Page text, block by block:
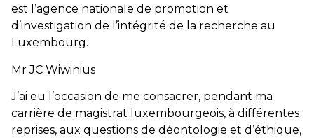
est l’agence nationale de promotion et
d’investigation de l’intégrité de la recherche au
Luxembourg.
Mr JC Wiwinius
J’ai eu l’occasion de me consacrer, pendant ma
carrière de magistrat luxembourgeois, à différentes
reprises, aux questions de déontologie et d’éthique,